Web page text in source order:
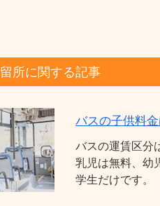
所に関する記事
バスの子供料
バスの運賃区分
乳児は無料、幼
学生だけです。